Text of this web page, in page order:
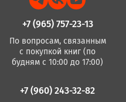
+7 (965) 757-23-13
По вопросам, связанным
с покупкой книг (по
будням с 10:00 до 17:00)
+7 (960) 243-32-82